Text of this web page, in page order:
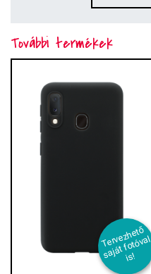
További termékek
T
er
v
e
z
h
et
ő
s
aj
át f
ot
ó
v
al
i
s!